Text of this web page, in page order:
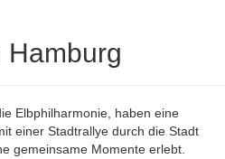
Hamburg
Elbphilharmonie, haben eine
einer Stadtrallye durch die Stadt
gemeinsame Momente erlebt.